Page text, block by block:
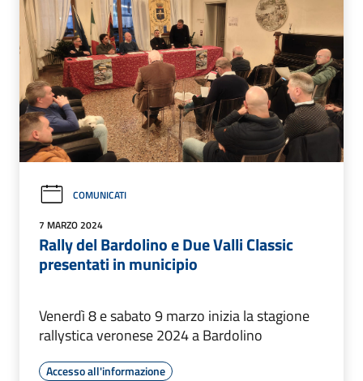
COMUNICATI
7 MARZO 2024
Rally del Bardolino e Due Valli Classic
presentati in municipio
Venerdì 8 e sabato 9 marzo inizia la stagione
rallystica veronese 2024 a Bardolino
Accesso all'informazione